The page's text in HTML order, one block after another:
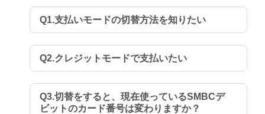
Q1.支払いモードの切替方法を知りたい
Q2.クレジットモードで支払いたい
Q3.切替をすると、現在使っているSMBCデ
ビットのカード番号は変わりますか？